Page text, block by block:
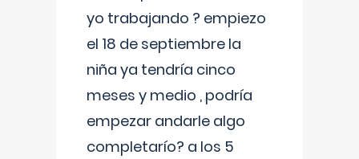
yo trabajando ? empiezo
el 18 de septiembre la
niña ya tendría cinco
meses y medio , podría
empezar andarle algo
completarío? a los 5